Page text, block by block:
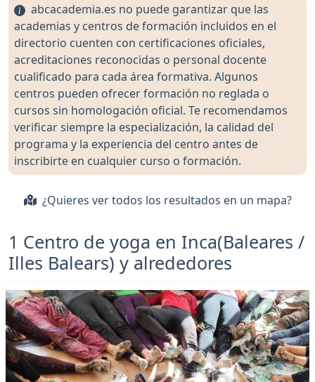
abcacademia.es no puede garantizar que las
academias y centros de formación incluidos en el
directorio cuenten con certificaciones oficiales,
acreditaciones reconocidas o personal docente
cualificado para cada área formativa. Algunos
centros pueden ofrecer formación no reglada o
cursos sin homologación oficial. Te recomendamos
verificar siempre la especialización, la calidad del
programa y la experiencia del centro antes de
inscribirte en cualquier curso o formación.
¿Quieres ver todos los resultados en un mapa?
1 Centro de yoga en Inca(Baleares /
Illes Balears) y alrededores